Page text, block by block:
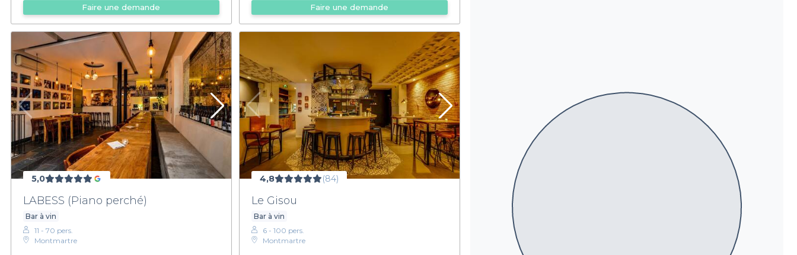
Faire une demande Faire une demande
5,0
LABESS (Piano perché)
Bar à vin
11 - 70 pers.
Montmartre
4,8 (84)
Le Gisou
Bar à vin
6 - 100 pers.
Montmartre